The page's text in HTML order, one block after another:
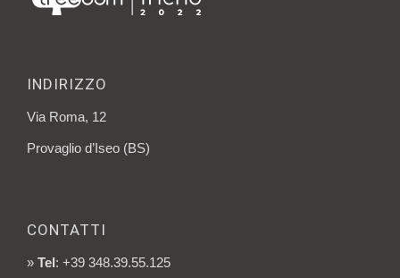
INDIRIZZO
Via Roma, 12
Provaglio d’Iseo (BS)
CONTATTI
» Tel: +39 348.39.55.125